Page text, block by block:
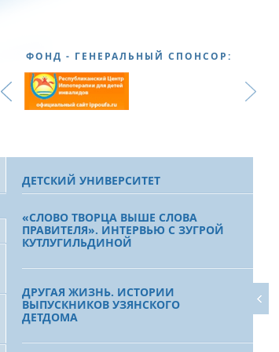
ФОНД - ГЕНЕРАЛЬНЫЙ СПОНСОР:
ДЕТСКИЙ УНИВЕРСИТЕТ
«СЛОВО ТВОРЦА ВЫШЕ СЛОВА
ПРАВИТЕЛЯ». ИНТЕРВЬЮ С ЗУГРОЙ
КУТЛУГИЛЬДИНОЙ
ДРУГАЯ ЖИЗНЬ. ИСТОРИИ
ВЫПУСКНИКОВ УЗЯНСКОГО
ДЕТДОМА